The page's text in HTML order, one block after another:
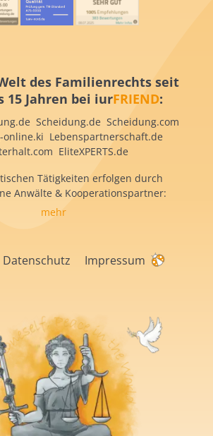
des Familienrechts seit
15 Jahren bei iurFRIEND:
Scheidung.de Scheidung.com
online.ki Lebenspartnerschaft.de
EliteXPERTS.de
Tätigkeiten erfolgen durch
Anwälte & Kooperationspartner:
mehr
Datenschutz Impressum